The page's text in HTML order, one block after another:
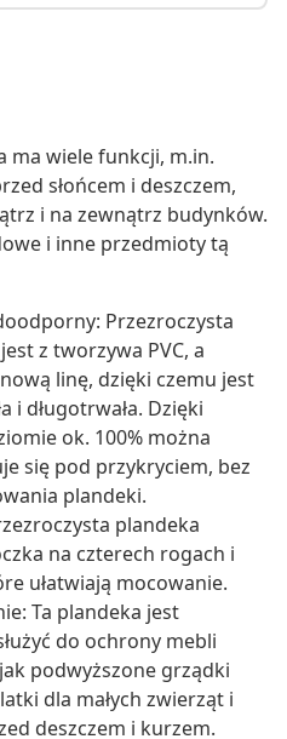
ma wiele funkcji, m.in.
słońcem i deszczem,
i na zewnątrz budynków.
i inne przedmioty tą
Przezroczysta
z tworzywa PVC, a
linę, dzięki czemu jest
i długotrwała. Dzięki
ok. 100% można
się pod przykryciem, bez
plandeki.
plandeka
na czterech rogach i
ułatwiają mocowanie.
Ta plandeka jest
do ochrony mebli
podwyższone grządki
dla małych zwierząt i
deszczem i kurzem.